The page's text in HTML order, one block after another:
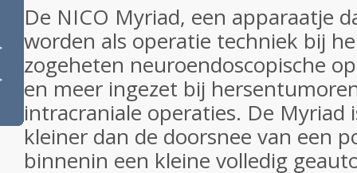
De NICO Myriad, een apparaatje
worden als operatie techniek bij
zogeheten neuroendoscopische
en meer ingezet bij
intracraniale operaties. De Myriad
kleiner dan de doorsnee van een
binnenin een kleine volledig